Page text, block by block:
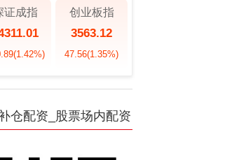
证成指
(1.42%)
创业板指
3563.12
47.56(1.35%)
仓配资_股票场内配资